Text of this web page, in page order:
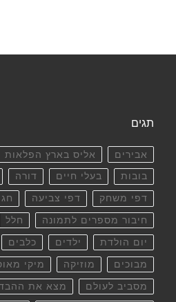
תגים
אבירים אליס בארץ הפלאות
בובות בעלי חיים דורה
דפי משחק דפי צביעה
חיבור מספרים לתמונה חלל
יום הולדת ילדים כלבים
מבוכים מוזיקה מיקי
מסביב לעולם מצא את